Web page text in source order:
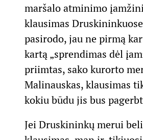
maršalo atminimo
klausimas
pasirodo, jau ne pirmą
kartą „sprendimas dėl
priimtas, sako kurorto
Malinauskas, klausimas
kokiu būdu jis bus
Jei Druskininkų merui